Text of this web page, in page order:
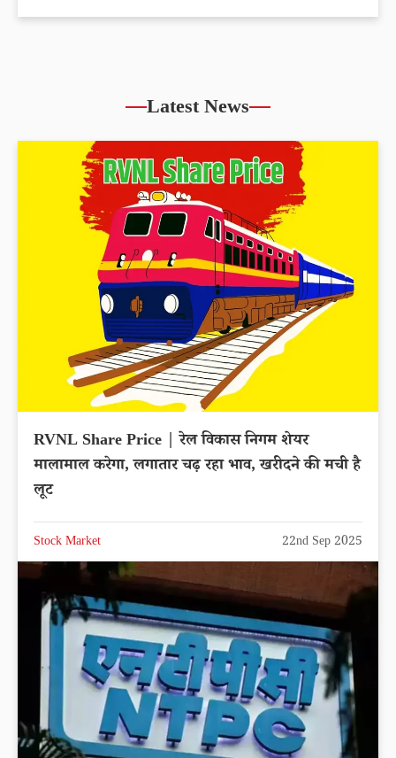
Latest News
RVNL Share Price | रेल विकास निगम शेयर
मालामाल करेगा, लगातार चढ़ रहा भाव, खरीदने की मची है
लूट
Stock Market 22nd Sep 2025